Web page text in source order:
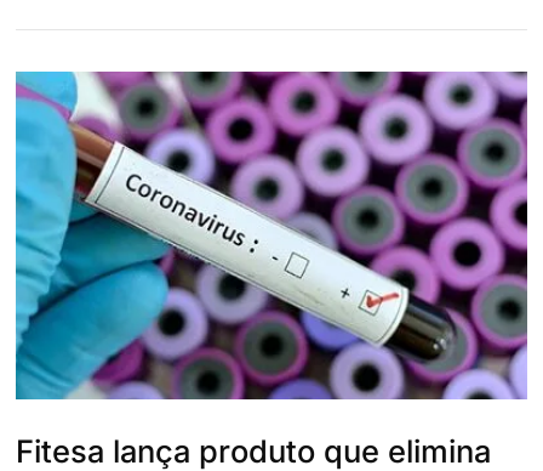
Fitesa lança produto que elimina